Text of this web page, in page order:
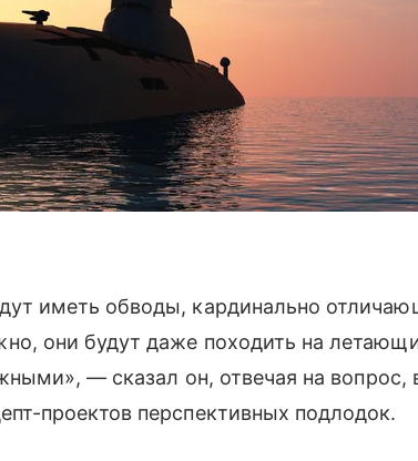
иметь обводы, кардинально
они будут даже походить на
— сказал он, отвечая на вопрос,
проектов перспективных подлодок.